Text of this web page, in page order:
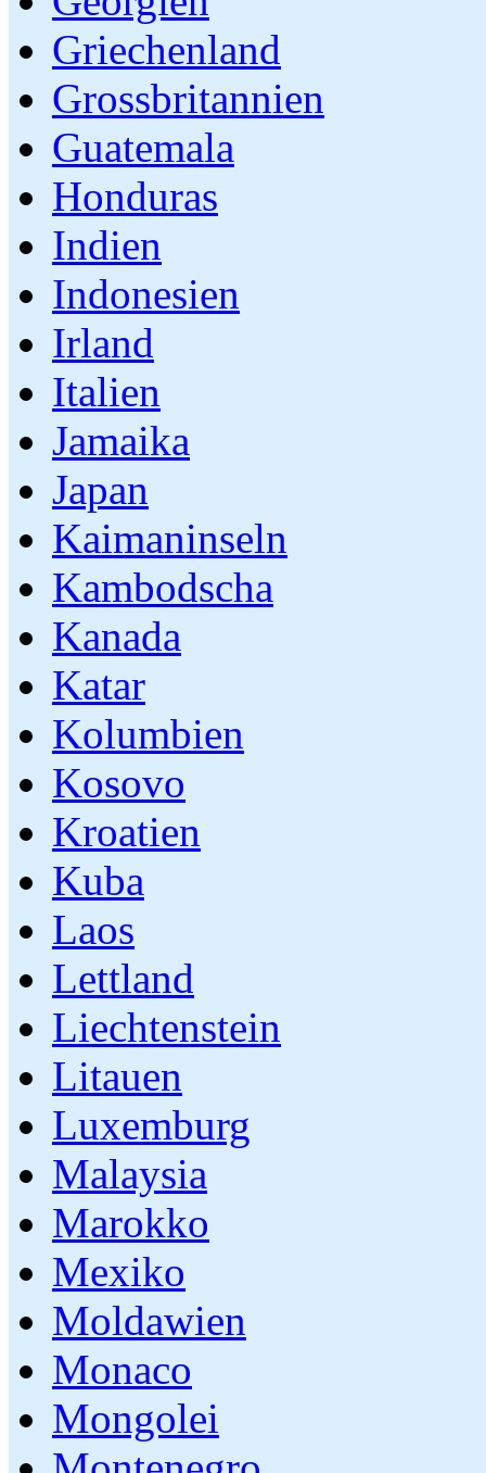
Griechenland
Grossbritannien
Guatemala
Honduras
Indien
Indonesien
Irland
Italien
Jamaika
Japan
Kaimaninseln
Kambodscha
Kanada
Katar
Kolumbien
Kosovo
Kroatien
Kuba
Laos
Lettland
Liechtenstein
Litauen
Luxemburg
Malaysia
Marokko
Mexiko
Moldawien
Monaco
Mongolei